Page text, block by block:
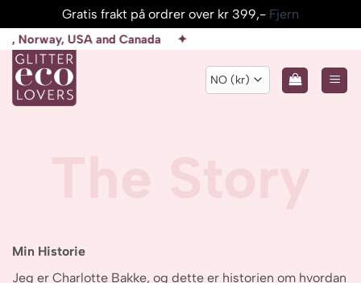
Gratis frakt på ordrer over kr 399,- Fjern
Skip
content
and Canada ✦
Min Historie
Jeg er Charlotte Bakke, og dette er historien om hvordan